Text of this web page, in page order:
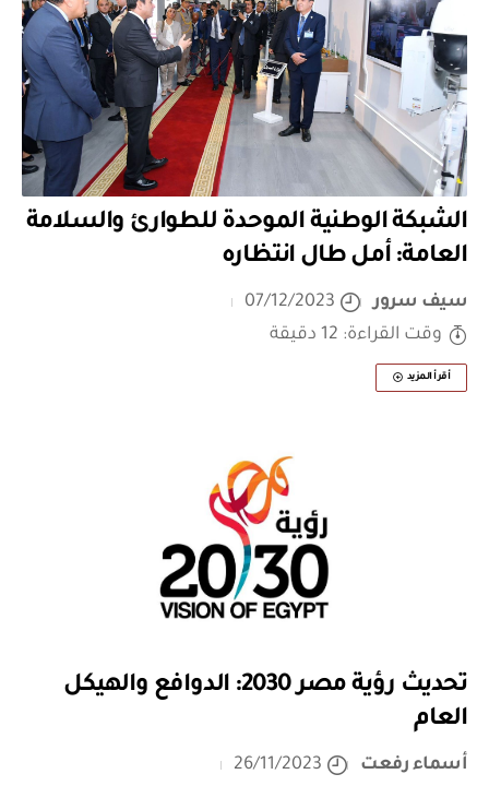
الشبكة الوطنية الموحدة للطوارئ والسلامة
العامة: أمل طال انتظاره
سيف سرور
07/12/2023
وقت القراءة: 12 دقيقة
أقرأ المزيد
تحديث رؤية مصر 2030: الدوافع والهيكل
العام
أسماء رفعت
26/11/2023